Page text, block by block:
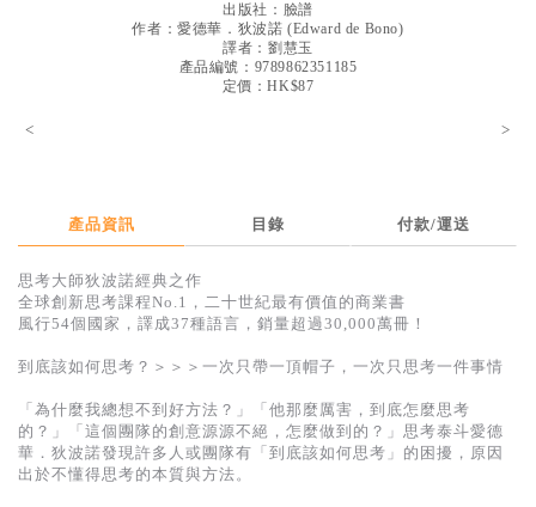
童書
暢銷榜
中文二手書
英文二手書
精選英文書
電子書
基道 Top 50
出版社： 臉譜
作者：愛德華．狄波諾 (Edward de Bono)
譯者： 劉慧玉
產品編號：9789862351185
定價：HK$87
< >
產品資訊 目錄 付款/運送
思考大師狄波諾經典之作
全球創新思考課程No.1，二十世紀最有價值的商業書
風行54個國家，譯成37種語言，銷量超過30,000萬冊！
到底該如何思考？＞＞＞一次只帶一頂帽子，一次只思考一件事情
「為什麼我總想不到好方法？」「他那麼厲害，到底怎麼思考
的？」「這個團隊的創意源源不絕，怎麼做到的？」思考泰斗愛德
華．狄波諾發現許多人或團隊有「到底該如何思考」的困擾，原因
出於不懂得思考的本質與方法。